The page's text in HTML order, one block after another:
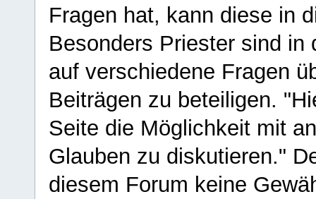
Fragen hat, kann diese in
Besonders Priester sind in
auf verschiedene Fragen
Beiträgen zu beteiligen.
Seite die Möglichkeit mit
Glauben zu diskutieren."
diesem Forum keine